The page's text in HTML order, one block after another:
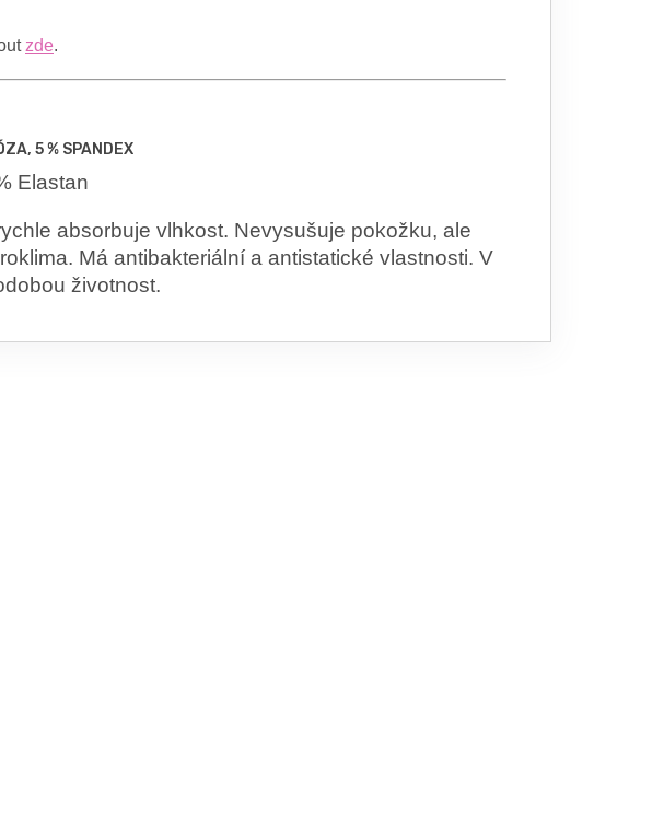
zde.
5 % SPANDEX
Elastan
absorbuje vlhkost. Nevysušuje pokožku, ale
Má antibakteriální a antistatické vlastnosti. V
životnost.